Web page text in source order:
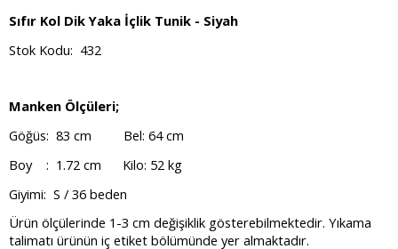
Sıfır Kol Dik Yaka İçlik Tunik - Siyah
Stok Kodu: 432
Manken Ölçüleri;
Göğüs: 83 cm Bel: 64 cm
Boy : 1.72 cm Kilo: 52 kg
Giyimi: S / 36 beden
Ürün ölçülerinde 1-3 cm değişiklik gösterebilmektedir. Yıkama
talimatı ürünün iç etiket bölümünde yer almaktadır.